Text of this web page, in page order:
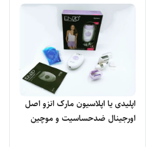
اپلیدی یا اپلاسیون مارک انزو اصل
اورجینال ضدحساسیت و موچین